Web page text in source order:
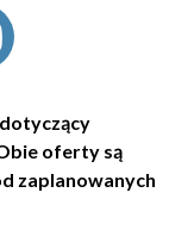
oferty są
zaplanowanych